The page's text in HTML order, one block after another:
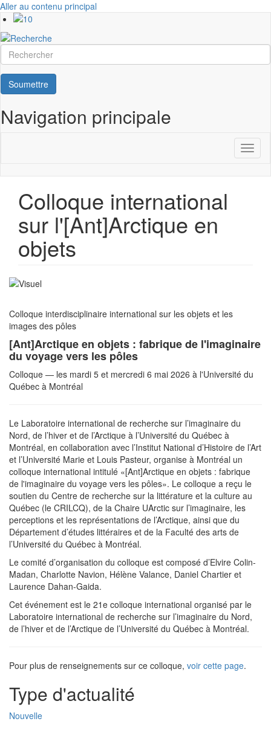
Aller au contenu principal
Rechercher
Soumettre
Navigation principale
Colloque international
sur l'[Ant]Arctique en
objets
Colloque interdisciplinaire international sur les objets et les
images des pôles
[Ant]Arctique en objets : fabrique de l'imaginaire
du voyage vers les pôles
Colloque — les mardi 5 et mercredi 6 mai 2026 à l'Université du
Québec à Montréal
Le Laboratoire international de recherche sur l’imaginaire du
Nord, de l’hiver et de l’Arctique à l’Université du Québec à
Montréal, en collaboration avec l’Institut National d’Histoire de l’Art
et l’Université Marie et Louis Pasteur, organise à Montréal un
colloque international intitulé «[Ant]Arctique en objets : fabrique
de l'imaginaire du voyage vers les pôles». Le colloque a reçu le
soutien du Centre de recherche sur la littérature et la culture au
Québec (le CRILCQ), de la Chaire UArctic sur l’imaginaire, les
perceptions et les représentations de l’Arctique, ainsi que du
Département d’études littéraires et de la Faculté des arts de
l’Université du Québec à Montréal.
Le comité d’organisation du colloque est composé d’Elvire Colin-
Madan, Charlotte Navion, Hélène Valance, Daniel Chartier et
Laurence Dahan-Gaida.
Cet événement est le 21e colloque international organisé par le
Laboratoire international de recherche sur l’imaginaire du Nord,
de l’hiver et de l’Arctique de l’Université du Québec à Montréal.
Pour plus de renseignements sur ce colloque, voir cette page.
Type d'actualité
Nouvelle